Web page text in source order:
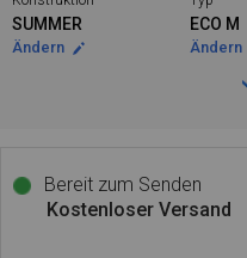
SUMMER
Ändern
ECO M
Ändern
Bereit zum Senden
Kostenloser Versand